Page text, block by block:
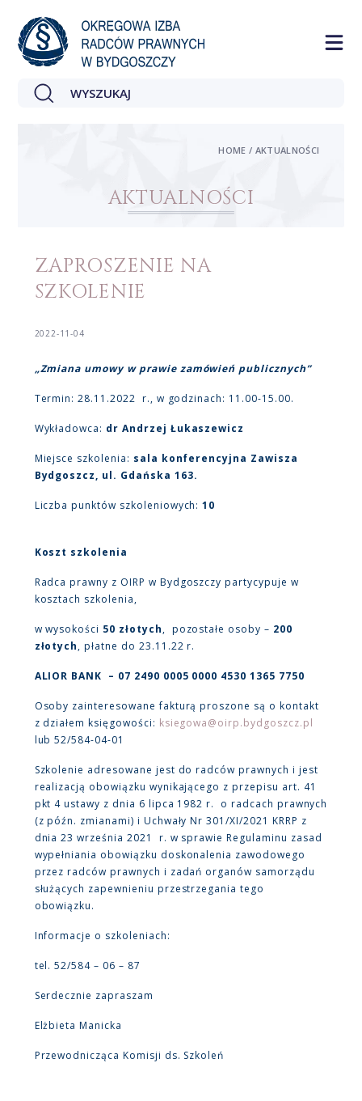
AKTUALNOŚCI
HOME / AKTUALNOŚCI
ZAPROSZENIE NA
SZKOLENIE
2022-11-04
„Zmiana umowy w prawie zamówień publicznych”
Termin: 28.11.2022 r., w godzinach: 11.00-15.00.
Wykładowca: dr Andrzej Łukaszewicz
Miejsce szkolenia: sala konferencyjna Zawisza
Bydgoszcz, ul. Gdańska 163.
Liczba punktów szkoleniowych:10
Koszt szkolenia
Radca prawny z OIRP w Bydgoszczy partycypuje w
kosztach szkolenia,
w wysokości 50 złotych, pozostałe osoby – 200
złotych, płatne do 23.11.22 r.
ALIOR BANK – 07 2490 0005 0000 4530 1365 7750
Osoby zainteresowane fakturą proszone są o kontakt
z działem księgowości: ksiegowa@oirp.bydgoszcz.pl
lub 52/584-04-01
Szkolenie adresowane jest do radców prawnych i jest
realizacją obowiązku wynikającego z przepisu art. 41
pkt 4 ustawy z dnia 6 lipca 1982 r. o radcach prawnych
(z późn. zmianami) i Uchwały Nr 301/XI/2021 KRRP z
dnia 23 września 2021 r. w sprawie Regulaminu zasad
wypełniania obowiązku doskonalenia zawodowego
przez radców prawnych i zadań organów samorządu
służących zapewnieniu przestrzegania tego
obowiązku.
Informacje o szkoleniach:
tel. 52/584 – 06 – 87
Serdecznie zapraszam
Elżbieta Manicka
Przewodnicząca Komisji ds. Szkoleń